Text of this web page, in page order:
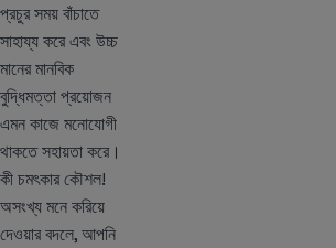
প্রচুর সময় বাঁচাতে
সাহায্য করে এবং উচ্চ
মানের মানবিক
বুদ্ধিমত্তা প্রয়োজন
এমন কাজে মনোযোগী
থাকতে সহায়তা করে।
কী চমৎকার কৌশল!
অসংখ্য মনে করিয়ে
দেওয়ার বদলে, আপনি